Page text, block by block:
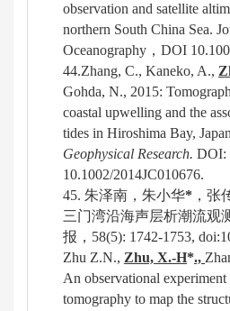
observation and satellite
northern South China Sea.
Oceanography ， DOI
44.Zhang, C., Kaneko, A.,
Gohda, N., 2015:
coastal upwelling and the
tides in Hiroshima Bay,
Geophysical Research. DOI:
10.1002/2014JC010676.
45. 朱泽南， 朱小华* ，张
三门湾沿海声层析潮流观
报， 58(5): 1742-1753,
Zhu Z.N., Zhu, X.-H*.,
An observational
tomography to map the